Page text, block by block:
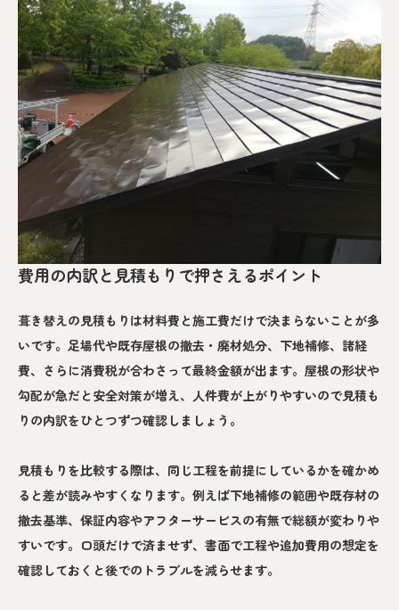
費用の内訳と見積もりで押さえるポイント
葺き替えの見積もりは材料費と施工費だけで決まらないことが多
いです。足場代や既存屋根の撤去・廃材処分、下地補修、諸経
費、さらに消費税が合わさって最終金額が出ます。屋根の形状や
勾配が急だと安全対策が増え、人件費が上がりやすいので見積も
りの内訳をひとつずつ確認しましょう。
見積もりを比較する際は、同じ工程を前提にしているかを確かめ
ると差が読みやすくなります。例えば下地補修の範囲や既存材の
撤去基準、保証内容やアフターサービスの有無で総額が変わりや
すいです。口頭だけで済ませず、書面で工程や追加費用の想定を
確認しておくと後でのトラブルを減らせます。